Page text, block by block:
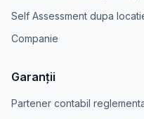
Self Assessment dupa
Companie
Garanții
Partener contabil